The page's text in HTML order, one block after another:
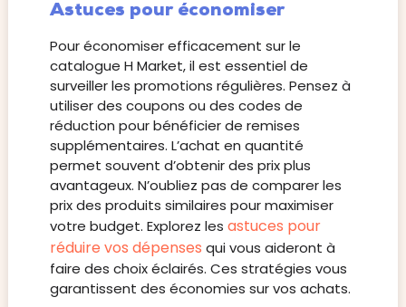
Astuces pour économiser
Pour économiser efficacement sur le
catalogue H Market, il est essentiel de
surveiller les promotions régulières. Pensez à
utiliser des coupons ou des codes de
réduction pour bénéficier de remises
supplémentaires. L’achat en quantité
permet souvent d’obtenir des prix plus
avantageux. N’oubliez pas de comparer les
prix des produits similaires pour maximiser
votre budget. Explorez les astuces pour
réduire vos dépenses qui vous aideront à
faire des choix éclairés. Ces stratégies vous
garantissent des économies sur vos achats.